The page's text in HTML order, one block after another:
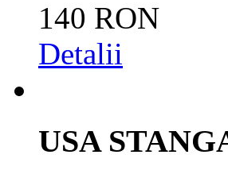
140 RON
Detalii
USA